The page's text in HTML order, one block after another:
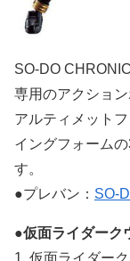
SO-DO
専用のアクショ
アルティメット
イングフォーム
す。
●プレバン： SO-
●仮面ライダーク
1. 仮面ライダー